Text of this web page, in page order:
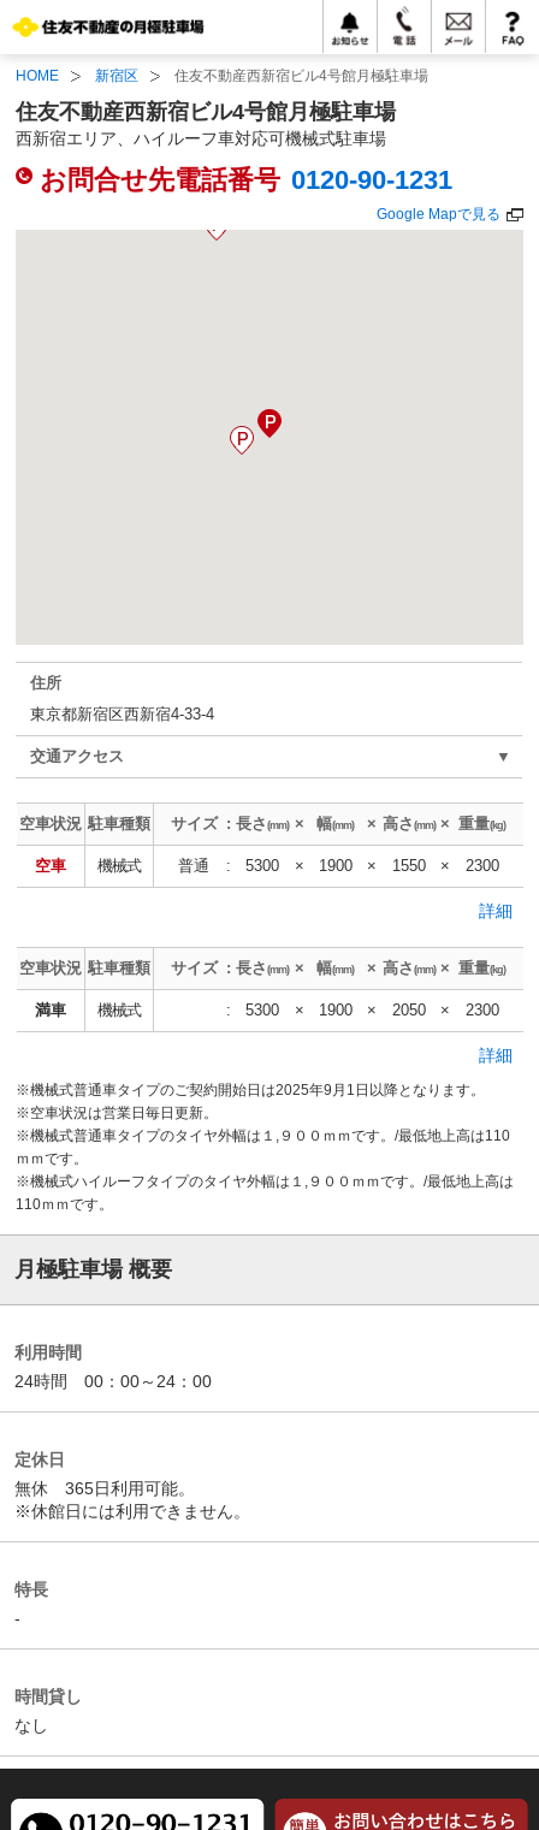
HOME 新宿区 住友不動産西新宿ビル4号館月極駐車場
住友不動産西新宿ビル4号館月極駐車場
西新宿エリア、ハイルーフ車対応可機械式駐車場
お問合せ先電話番号 0120-90-1231
Google Mapで見る
住所
東京都新宿区西新宿4-33-4
交通アクセス ▼
空車状況 駐車種類 サイズ : 長さ(mm)× 幅(mm) × 高さ (mm)× 重量(kg)
空車 機械式 普通 : 5300 × 1900 × 1550 × 2300
詳細
空車状況 駐車種類 サイズ : 長さ(mm)× 幅(mm) × 高さ (mm)× 重量(kg)
満車 機械式 : 5300 × 1900 × 2050 × 2300
詳細
※機械式普通車タイプのご契約開始日は2025年9月1日以降となります。
※空車状況は営業日毎日更新。
※機械式普通車タイプのタイヤ外幅は１,９００ｍｍです。/最低地上高は110
ｍｍです。
※機械式ハイルーフタイプのタイヤ外幅は１,９００ｍｍです。/最低地上高は
110ｍｍです。
月極駐車場 概要
利用時間
24時間 00：00～24：00
定休日
無休 365日利用可能。
※休館日には利用できません。
特長
-
時間貸し
なし